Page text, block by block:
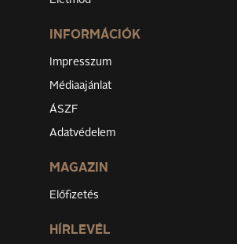
INFORMÁCIÓK
Impresszum
Médiaajánlat
ÁSZF
Adatvédelem
MAGAZIN
Előfizetés
HÍRLEVÉL